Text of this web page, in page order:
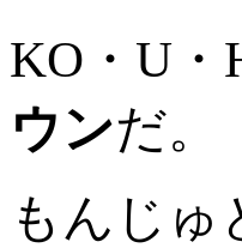
KO・U
ウンだ。
もんじ